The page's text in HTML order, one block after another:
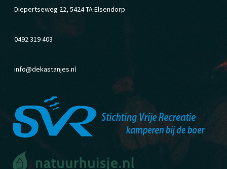
Diepertseweg 22, 5424 TA Elsendorp
0492 319 403
info@dekastanjes.nl